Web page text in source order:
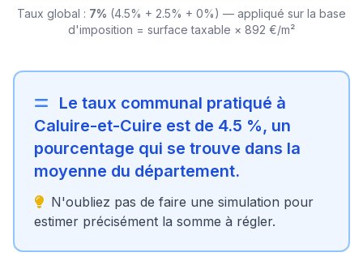
Taux global : 7% (4.5% + 2.5% + 0%) — appliqué sur la base
d'imposition = surface taxable × 892 €/m²
Le taux communal pratiqué à
Caluire-et-Cuire est de 4.5 %, un
pourcentage qui se trouve dans la
moyenne du département.
N'oubliez pas de faire une simulation pour
estimer précisément la somme à régler.